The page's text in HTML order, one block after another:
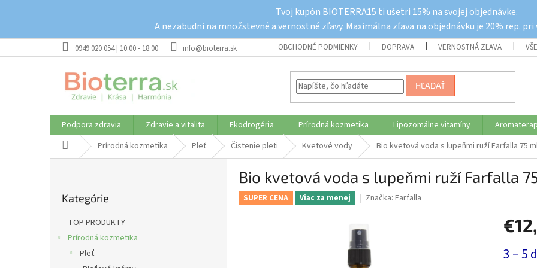
Tvoj kupón BIOTERRA15 ti ušetri 15% na svojej objednávke.
A nezabudni na množstevné a vernostné zľavy. Maximálna zľava na objednávku je 20% rep. pri
0949 020 054 | 10:00 - 18:00 info@bioterra.sk OBCHODNÉ PODMIENKY DOPRAVA VERNOSTNÁ ZĽAVA
HĽADAŤ
Podpora zdravia Zdravie a vitalita Ekodrogéria Prírodná kozmetika Lipozomálne vitamíny
DomovPrírodná kozmetika Pleť Čistenie pleti Kvetové vody Bio kvetová voda s lupeňmi ruží Farfalla 75
kategórie
Kategórie
TOP PRODUKTY
Prírodná kozmetika
Pleť
Bio kvetová voda s lupeňmi ruží Farfalla
SUPER CENA Viac za menej Značka: Farfalla
cena:
3 – 5